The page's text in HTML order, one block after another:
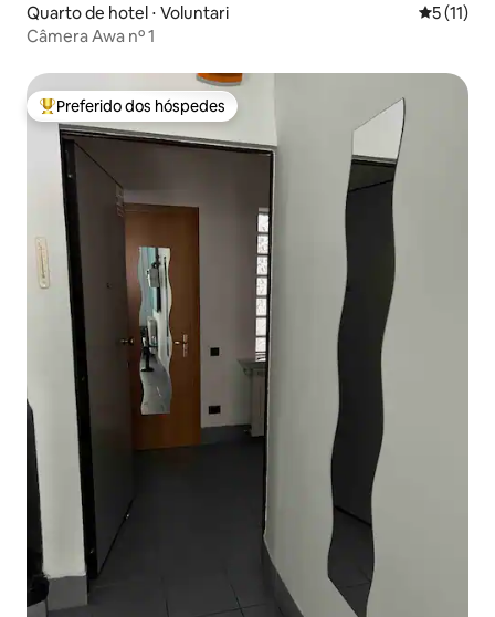
Quarto de hotel ⋅ Voluntari 5 de uma
5 (11)
Câmera Awa nº 1
Entre os melhores preferidos dos hóspedes
Preferido dos hóspedes